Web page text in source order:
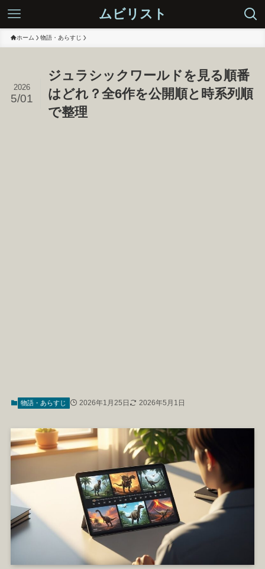
ムビリスト
ホーム 物語・あらすじ
ジュラシックワールドを見る順番
はどれ？全6作を公開順と時系列順
で整理
2026
5/01
物語・あらすじ 2026年1月25日 2026年5月1日